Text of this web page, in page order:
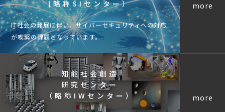
(略称SIセンター）
IT社会の発展に伴い、サイバーセキュリティへの対応
が喫緊の課題となっています。
more
知能社会創造
研究センター
（略称IWセンター）
more